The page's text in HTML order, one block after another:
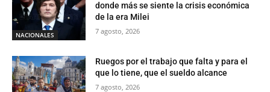
NACIONALES
donde más se siente la crisis económica
de la era Milei
7 agosto, 2026
Ruegos por el trabajo que falta y para el
que lo tiene, que el sueldo alcance
7 agosto, 2026